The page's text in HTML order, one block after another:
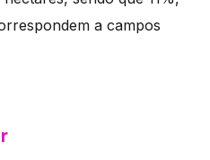
a campos